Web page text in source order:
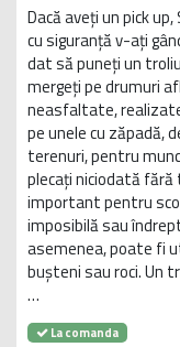
Dacă aveți un pick
cu siguranță v-ați
dat să puneți un
mergeți pe drumuri
neasfaltate,
pe unele cu zăpadă,
terenuri, pentru
plecați niciodată
important pentru
imposibilă sau
asemenea, poate fi
bușteni sau roci. Un
…
La comanda